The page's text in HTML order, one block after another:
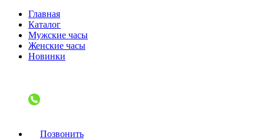
Главная
Каталог
Мужские часы
Женские часы
Новинки
Позвонить